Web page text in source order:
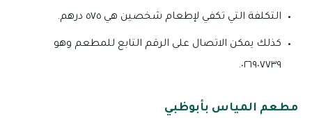
التكلفة التي تكفي لإطعام شخصين هي ٥٧٥ درهم.
كذلك يمكن الاتصال على الرقم التابع للمطعم وهو
٠٢٦٩٠٧٧٣٩.
مطعم المياس بأبوظبي